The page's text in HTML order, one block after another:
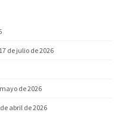
17 de julio de 2026
de 2026
abril de 2026